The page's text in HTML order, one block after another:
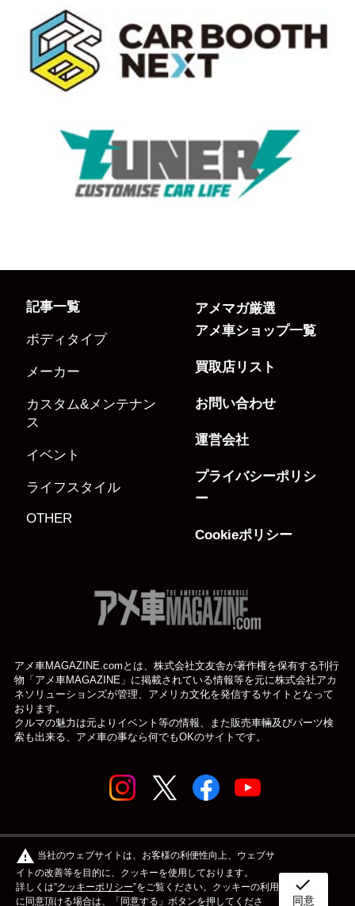
記事一覧
ボディタイプ
メーカー
カスタム&メンテナン
ス
イベント
ライフスタイル
OTHER
アメマガ厳選
アメ車ショップ一覧
買取店リスト
お問い合わせ
運営会社
プライバシーポリシ
ー
Cookieポリシー
アメ車MAGAZINE.comとは、株式会社文友舎が著作権を保有する刊行
物「アメ車MAGAZINE」に掲載されている情報等を元に株式会社アカ
ネソリューションズが管理、アメリカ文化を発信するサイトとなって
おります。
クルマの魅力は元よりイベント等の情報、また販売車輛及びパーツ検
索も出来る、アメ車の事なら何でもOKのサイトです。
© アメ車のWEBマガジン アメ車マガジン公式WEBサイト
ボディタイプ メーカー カスタム&メンテナンス
warning 当社のウェブサイトは、お客様の利便性向上、ウェブサ
イトの改善等を目的に、クッキーを使用しております。
詳しくは”クッキーポリシー”をご覧ください。クッキーの利用
に同意頂ける場合は、「同意する」ボタンを押してくださ
check
同意